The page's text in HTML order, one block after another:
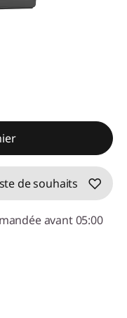
de souhaits
avant 05:00